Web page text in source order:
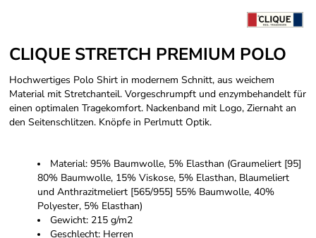
CLIQUE STRETCH PREMIUM POLO
Hochwertiges Polo Shirt in modernem Schnitt, aus weichem
Material mit Stretchanteil. Vorgeschrumpft und enzymbehandelt für
einen optimalen Tragekomfort. Nackenband mit Logo, Ziernaht an
den Seitenschlitzen. Knöpfe in Perlmutt Optik.
Material: 95% Baumwolle, 5% Elasthan (Graumeliert [95]
80% Baumwolle, 15% Viskose, 5% Elasthan, Blaumeliert
und Anthrazitmeliert [565/955] 55% Baumwolle, 40%
Polyester, 5% Elasthan)
Gewicht: 215 g/m2
Geschlecht: Herren